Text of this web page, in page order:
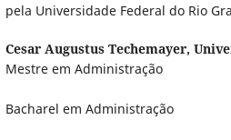
pela Universidade Federal do Rio
Cesar Augustus Techemayer,
Mestre em Administração
Bacharel em Administração